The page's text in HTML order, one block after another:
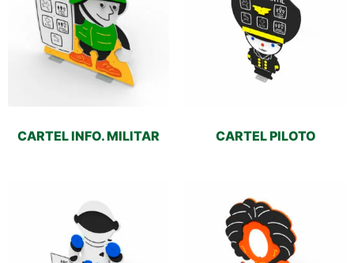
CARTEL INFO. MILITAR CARTEL PILOTO